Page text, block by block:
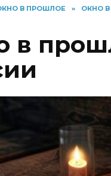
В ПРОШЛОЕ » ОКНО
в